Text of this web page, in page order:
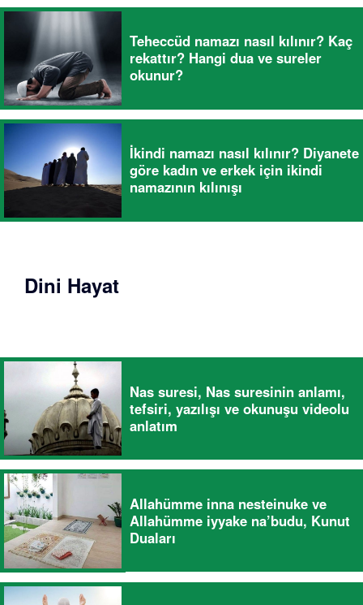
Teheccüd namazı nasıl kılınır? Kaç
rekattır? Hangi dua ve sureler
okunur?
İkindi namazı nasıl kılınır? Diyanete
göre kadın ve erkek için ikindi
namazının kılınışı
Dini Hayat
Nas suresi, Nas suresinin anlamı,
tefsiri, yazılışı ve okunuşu videolu
anlatım
Allahümme inna nesteinuke ve
Allahümme iyyake na’budu, Kunut
Duaları